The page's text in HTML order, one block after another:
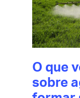
O que
sobre